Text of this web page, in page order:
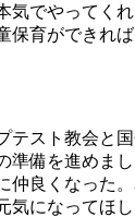
気でやってく
保育ができれ
スト教会と
準備を進めま
良くなった
気になってほ